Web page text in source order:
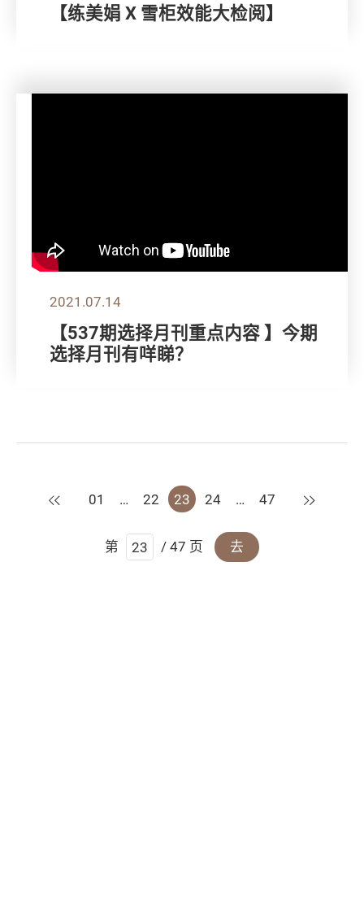
【练美娟 X 雪柜效能大检阅】
2021.07.14
【537期选择月刊重点内容 】今期
选择月刊有咩睇？
上一页
01 … 22 23 24 … 47 下一页
第 / 47 页 去